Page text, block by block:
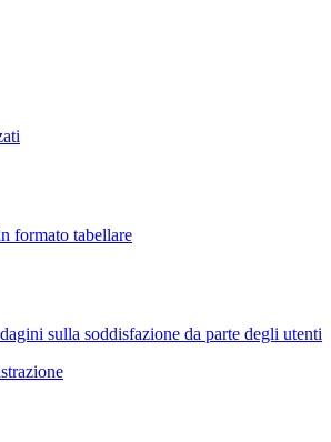
formato tabellare
sulla soddisfazione da parte degli utenti